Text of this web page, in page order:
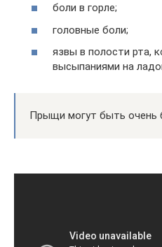
боли в горле;
головные боли;
язвы в полости рта,
высыпаниями на
Прыщи могут быть очень